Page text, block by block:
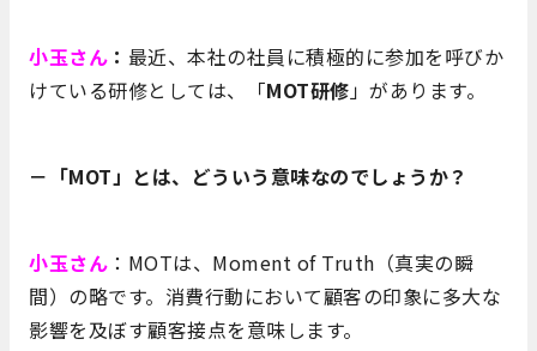
小玉さん ： 最近、本社の社員に積極的に参加を呼びか
けている研修としては、「MOT研修」があります。
－「MOT」とは、どういう意味なのでしょうか？
小玉さん ：MOTは、Moment of Truth（真実の瞬
間）の略です。消費行動において顧客の印象に多大な
影響を及ぼす顧客接点を意味します。